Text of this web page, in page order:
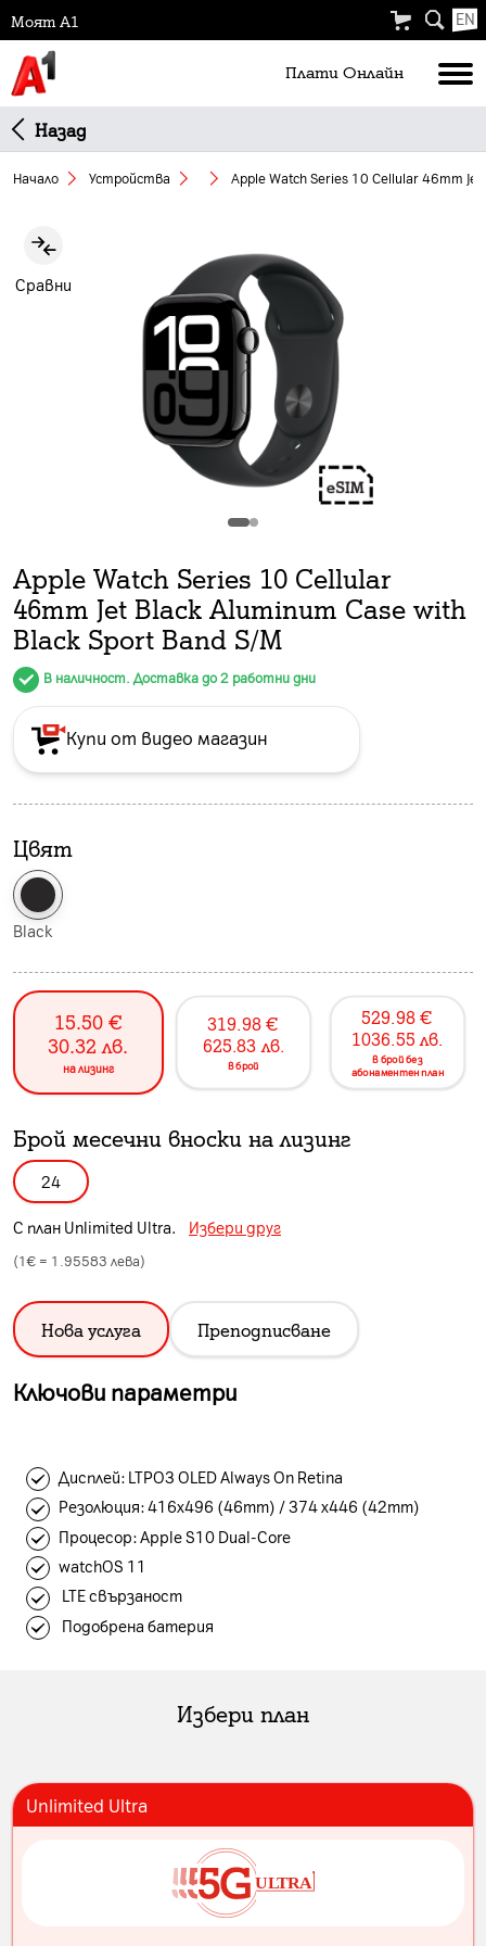
Моят А1 EN
Плати Oнлайн
Назад
Начало Устройства Apple Watch Series 10 Cellular 46mm
Сравни
Apple Watch Series 10 Cellular
46mm Jet Black Aluminum Case with
Black Sport Band S/M
В наличност. Доставка до 2 работни дни
Купи от видео магазин
Цвят
Black
15.50 €
30.32 лв.
на лизинг
319.98 €
625.83 лв.
в брой
529.98 €
1036.55 лв.
в брой без
абонаментен план
Брой месечни вноски на лизинг
24
С план Unlimited Ultra. Избери друг
(1€ = 1.95583 лева)
Нова услуга Преподписване
Ключови параметри
Дисплей: LTPO3 OLED Always On Retina
Резолюция: 416х496 (46mm) / 374 x446 (42mm)
Процесор: Apple S10 Dual-Core
watchOS 11
LTE свързаност
Подобрена батерия
Избери план
Unlimited Ultra